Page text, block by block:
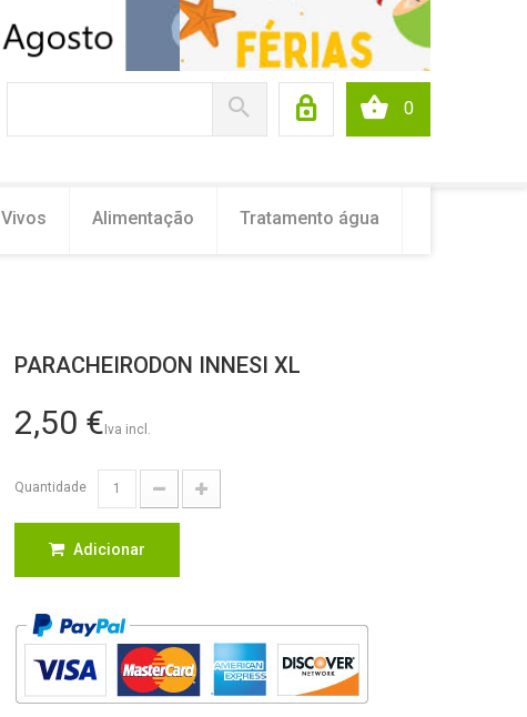
0
Vivos Alimentação Tratamento água
PARACHEIRODON INNESI XL
2,50 €Iva incl.
Quantidade
Adicionar